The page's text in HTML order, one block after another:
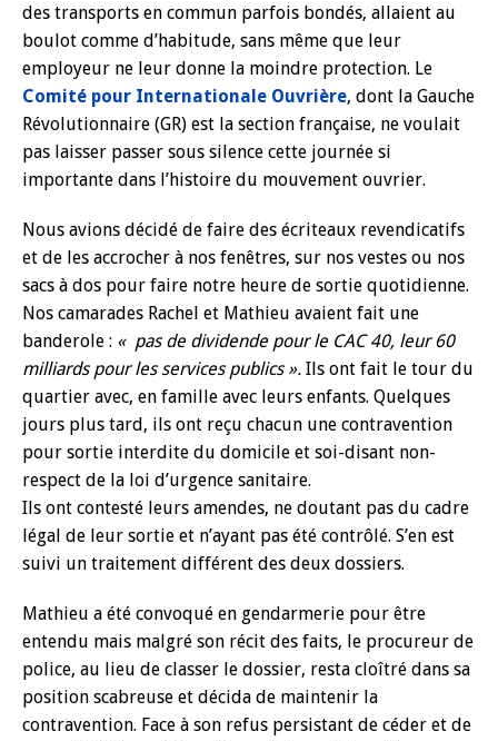
des transports en commun parfois bondés, allaient au
boulot comme d’habitude, sans même que leur
employeur ne leur donne la moindre protection. Le
Comité pour Internationale Ouvrière, dont la Gauche
Révolutionnaire (GR) est la section française, ne voulait
pas laisser passer sous silence cette journée si
importante dans l’histoire du mouvement ouvrier.
Nous avions décidé de faire des écriteaux revendicatifs
et de les accrocher à nos fenêtres, sur nos vestes ou nos
sacs à dos pour faire notre heure de sortie quotidienne.
Nos camarades Rachel et Mathieu avaient fait une
banderole : « pas de dividende pour le CAC 40, leur 60
milliards pour les services publics ». Ils ont fait le tour du
quartier avec, en famille avec leurs enfants. Quelques
jours plus tard, ils ont reçu chacun une contravention
pour sortie interdite du domicile et soi-disant non-
respect de la loi d’urgence sanitaire.
Ils ont contesté leurs amendes, ne doutant pas du cadre
légal de leur sortie et n’ayant pas été contrôlé. S’en est
suivi un traitement différent des deux dossiers.
Mathieu a été convoqué en gendarmerie pour être
entendu mais malgré son récit des faits, le procureur de
police, au lieu de classer le dossier, resta cloîtré dans sa
position scabreuse et décida de maintenir la
contravention. Face à son refus persistant de céder et de